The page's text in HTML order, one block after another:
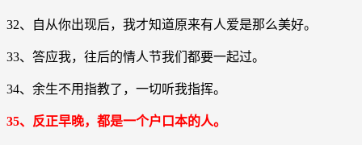
32、自从你出现后，我才知道原来有人爱是那么美好。
33、答应我，往后的情人节我们都要一起过。
34、余生不用指教了，一切听我指挥。
35、反正早晚，都是一个户口本的人。